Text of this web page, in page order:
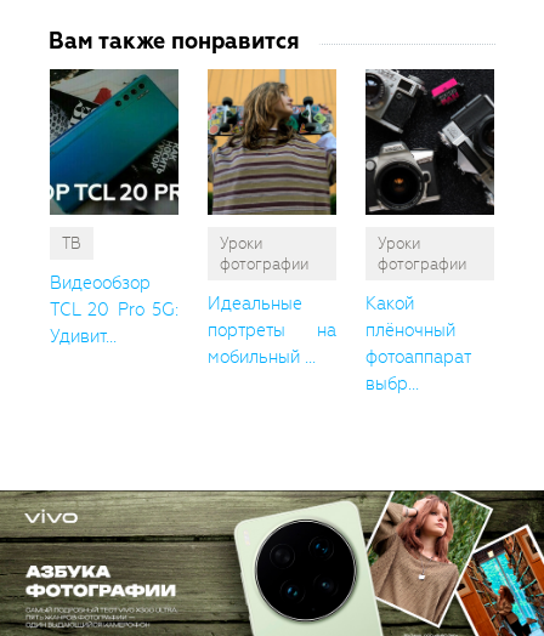
Вам также понравится
ТВ
Видеообзор
TCL 20 Pro 5G:
Удивит...
Уроки
фотографии
Идеальные
портреты на
мобильный ...
Уроки
фотографии
Какой
плёночный
фотоаппарат
выбр...